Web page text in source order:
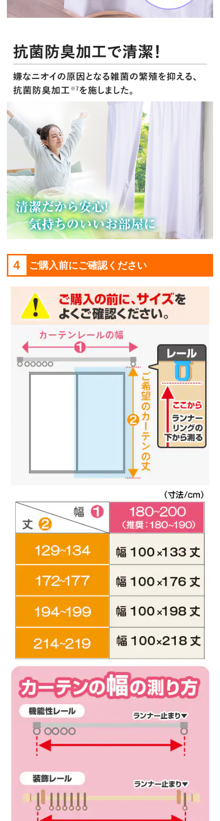
4 ご購入前にご確認ください